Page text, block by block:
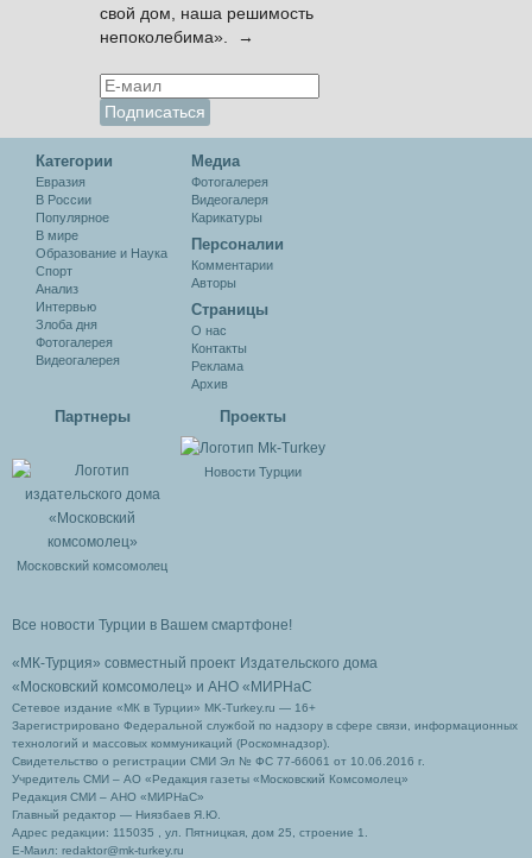
свой дом, наша решимость
непоколебима». →
Категории
Евразия
В России
Популярное
В мире
Образование и Наука
Спорт
Анализ
Интервью
Злоба дня
Фотогалерея
Видеогалерея
Медиа
Фотогалерея
Видеогалеря
Карикатуры
Персоналии
Комментарии
Авторы
Cтраницы
О нас
Контакты
Реклама
Архив
Партнеры
Московский комсомолец
Проекты
Новости Турции
Все новости Турции в Вашем смартфоне!
«МК-Турция» совместный проект Издательского дома
«Московский комсомолец» и АНО «МИРНаС
Сетевое издание «МК в Турции» MK-Turkey.ru — 16+
Зарегистрировано Федеральной службой по надзору в сфере связи, информационных
технологий и массовых коммуникаций (Роскомнадзор).
Свидетельство о регистрации СМИ Эл № ФС 77-66061 от 10.06.2016 г.
Учредитель СМИ – АО «Редакция газеты «Московский Комсомолец»
Редакция СМИ – АНО «МИРНаС»
Главный редактор — Ниязбаев Я.Ю.
Адрес редакции: 115035 , ул. Пятницкая, дом 25, строение 1.
Е-Маил: redaktor@mk-turkey.ru